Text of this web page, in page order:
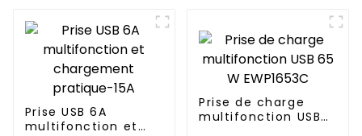
Prise USB 6A
multifonction et
Prise de charge
multifonction USB